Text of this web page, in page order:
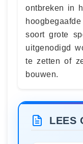
ontbreken in
soort grote
uitgenodigd
te zetten of
bouwen.
LEES